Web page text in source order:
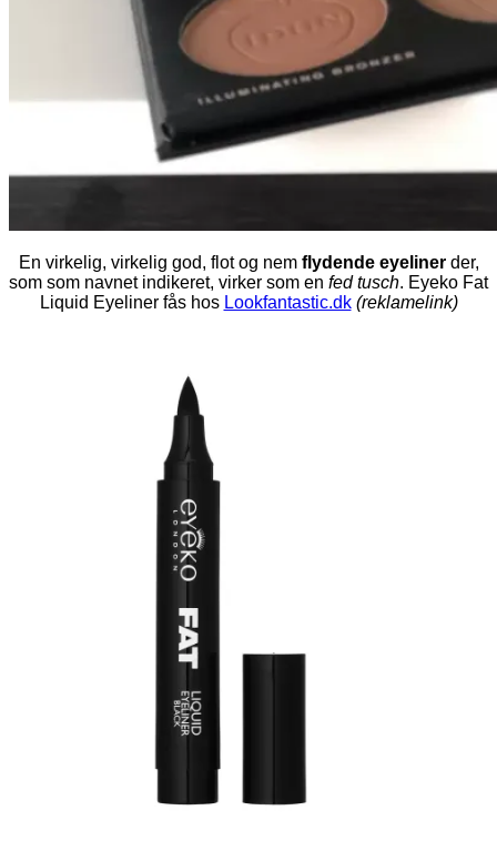
En virkelig, virkelig god, flot og nem flydende eyelinerder,
som som navnet indikeret, virker som en fed tusch. Eyeko Fat
Liquid Eyeliner fås hos Lookfantastic.dk (reklamelink)